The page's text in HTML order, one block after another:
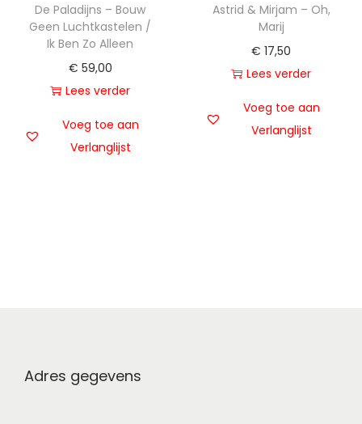
De Paladijns – Bouw
Geen Luchtkastelen /
Ik Ben Zo Alleen
€ 59,00
Lees verder
Voeg toe aan
Verlanglijst
Astrid & Mirjam – Oh,
Marij
€ 17,50
Lees verder
Voeg toe aan
Verlanglijst
Adres gegevens